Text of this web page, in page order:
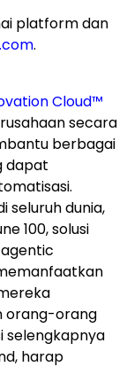
platform dan
.
Cloud™
secara
berbagai
dapat
seluruh dunia,
100, solusi
orang-orang
selengkapnya
harap